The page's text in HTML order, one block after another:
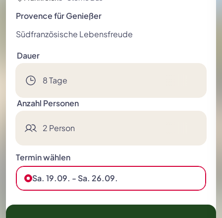
Provence für Genießer
Südfranzösische Lebensfreude
Dauer
8 Tage
Anzahl Personen
2 Person
Termin wählen
Sa. 19.09. - Sa. 26.09.